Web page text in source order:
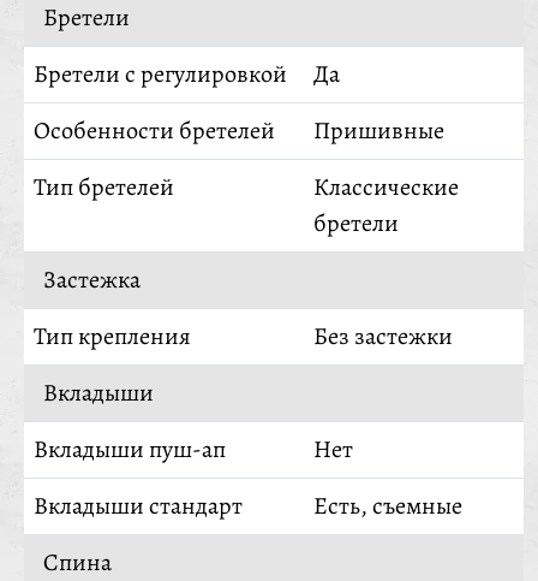
Бретели
Бретели с регулировкой
Да
Особенности бретелей
Пришивные
Тип бретелей
Классические
бретели
Застежка
Тип крепления
Без застежки
Вкладыши
Вкладыши пуш-ап
Нет
Вкладыши стандарт
Есть, съемные
Спина